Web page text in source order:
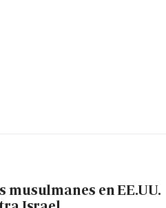
musulmanes en EE.UU.